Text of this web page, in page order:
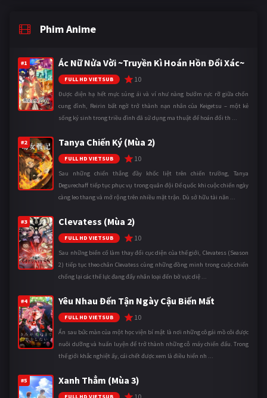
Phim Anime
#1 Ác Nữ Nửa Vời ~Truyền Kì Hoán Hồn Đổi Xác~
FULL HD VIETSUB 10
Được điện hạ hết mực sủng ái và ví như nàng bướm rực rỡ giữa chốn
cung đình, Reirin bất ngờ trở thành nạn nhân của Keigetsu – một kẻ
sống ký sinh trong triều đình đã sử dụng ma thuật để hoán đổi th ...
#2 Tanya Chiến Ký (Mùa 2)
FULL HD VIETSUB 10
Sau những chiến thắng đầy khốc liệt trên chiến trường, Tanya
Degurechaff tiếp tục phục vụ trong quân đội Đế quốc khi cuộc chiến ngày
càng leo thang và mở rộng trên nhiều mặt trận. Dù sở hữu tài năn ...
#3 Clevatess (Mùa 2)
FULL HD VIETSUB 10
Sau những biến cố làm thay đổi cục diện của thế giới, Clevatess (Season
2) tiếp tục theo chân Clevatess cùng những đồng minh trong cuộc chiến
chống lại các thế lực đang đẩy nhân loại đến bờ vực diệ ...
#4 Yêu Nhau Đến Tận Ngày Cậu Biến Mất
FULL HD VIETSUB 10
Ẩn sau bức màn của một học viện bí mật là nơi những cô gái mồ côi được
nuôi dưỡng và huấn luyện để trở thành những cỗ máy chiến đấu. Trong
thế giới khắc nghiệt ấy, cái chết được xem là điều hiển nh ...
#5 Xanh Thẳm (Mùa 3)
FULL HD VIETSUB